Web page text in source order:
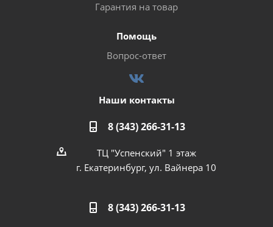
Гарантия на товар
Помощь
Вопрос-ответ
Наши контакты
8 (343) 266-31-13
ТЦ "Успенский" 1 этаж
г. Екатеринбург, ул. Вайнера 10
8 (343) 266-31-13